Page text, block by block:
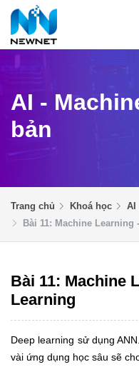
AI -
bản
Trang chủ Khoá học
AI
Bài 11: Machine Learning
Bài 11: Machine
Learning
Deep learning sử dụng
vài ứng dụng học sâu sẽ